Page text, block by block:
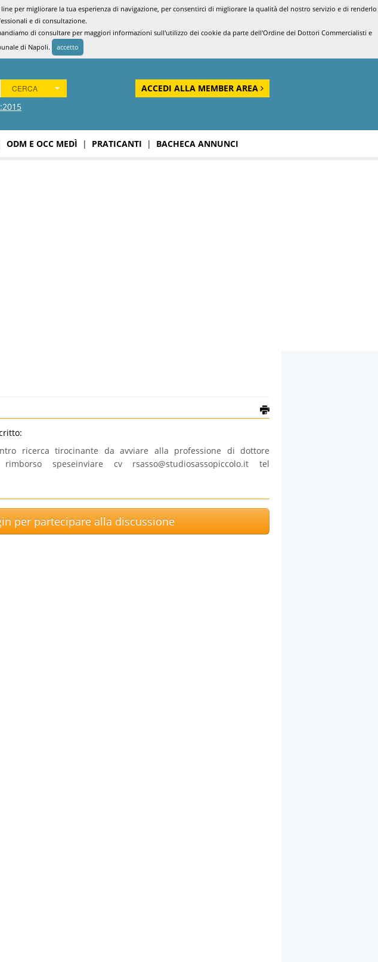
per migliorare la tua esperienza di navigazione, per consentirci di migliorare la qualità del nostro servizio e di renderlo
e di consultazione.
di consultare per maggiori informazioni sull'utilizzo dei cookie da parte dell'Ordine dei Dottori Commercialisti e
di Napoli.
accetto
CERCA ACCEDI ALLA MEMBER AREA
ODM E OCC MEDÌ | PRATICANTI | BACHECA ANNUNCI
ricerca tirocinante da avviare alla professione di dottore
rimborso speseinviare cv rsasso@studiosassopiccolo.it tel
per partecipare alla discussione